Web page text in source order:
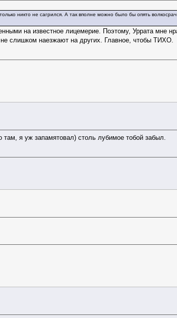
никто не сагрился. А так вполне можно было бы опять волкосрач
на известное лицемерие. Поэтому, Уррата мне
слишком наезжают на других. Главное, чтобы ТИХО.
я уж запамятовал) столь лубимое тобой забыл.